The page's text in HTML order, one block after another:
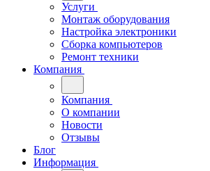
Услуги
Монтаж оборудования
Настройка электроники
Сборка компьютеров
Ремонт техники
Компания
Компания
О компании
Новости
Отзывы
Блог
Информация